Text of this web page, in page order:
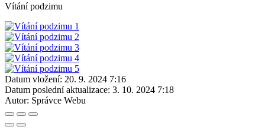
Vítání podzimu
Datum vložení: 20. 9. 2024 7:16
Datum poslední aktualizace: 3. 10. 2024 7:18
Autor: Správce Webu